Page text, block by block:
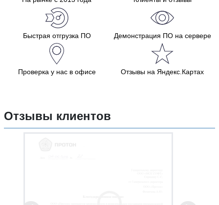
Быстрая отгрузка ПО Демонстрация ПО на сервере
Проверка у нас в офисе Отзывы на Яндекс.Картах
Отзывы клиентов